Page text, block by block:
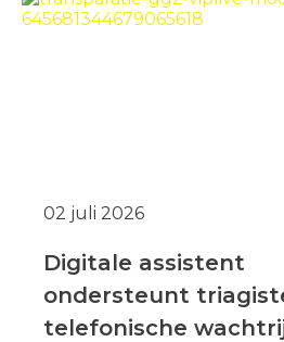
02 juli 2026
Digitale assistent
ondersteunt
telefonische